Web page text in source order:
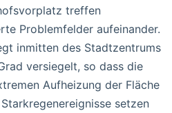
treffen
Problemfelder aufeinander.
inmitten des Stadtzentrums
versiegelt, so dass die
Aufheizung der Fläche
setzen